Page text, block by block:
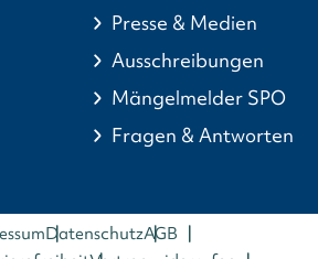
Presse & Medien
Ausschreibungen
Mängelmelder SPO
Fragen & Antworten
DatenschutzAGB